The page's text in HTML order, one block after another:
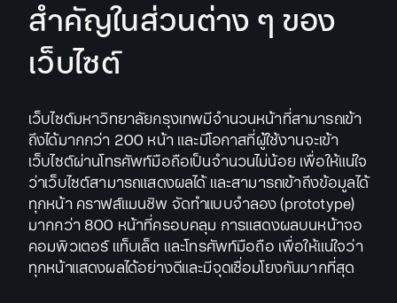
สำคัญในส่วนต่าง ๆ ของ
เว็บไซต์
เว็บไซต์มหาวิทยาลัยกรุงเทพมีจำนวนหน้าที่สามารถเข้า
ถึงได้มากกว่า 200 หน้า และมีโอกาสที่ผู้ใช้งานจะเข้า
เว็บไซต์ผ่านโทรศัพท์มือถือเป็นจำนวนไม่น้อย เพื่อให้แน่ใจ
ว่าเว็บไซต์สามารถแสดงผลได้ และสามารถเข้าถึงข้อมูลได้
ทุกหน้า คราฟส์แมนชิพ จัดทำแบบจำลอง (prototype)
มากกว่า 800 หน้าที่ครอบคลุม การแสดงผลบนหน้าจอ
คอมพิวเตอร์ แท็บเล็ต และโทรศัพท์มือถือ เพื่อให้แน่ใจว่า
ทุกหน้าแสดงผลได้อย่างดีและมีจุดเชื่อมโยงกันมากที่สุด